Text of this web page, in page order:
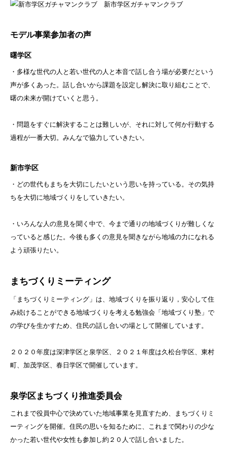
新市学区ガチャマンクラブ
モデル事業参加者の声
曙学区
・多様な世代の人と若い世代の人と本音で話し合う場が必要だという
声が多くあった。話し合いから課題を設定し解決に取り組むことで、
曙の未来が開けていくと思う。
・問題をすぐに解決することは難しいが、それに対して何か行動する
過程が一番大切。みんなで協力していきたい。
新市学区
・どの世代もまちを大切にしたいという思いを持っている。その気持
ちを大切に地域づくりをしていきたい。
・いろんな人の意見を聞く中で、今まで通りの地域づくりが難しくな
っていると感じた。今後も多くの意見を聞きながら地域の力になれる
よう頑張りたい。
まちづくりミーティング
「まちづくりミーティング」は、地域づくりを振り返り，安心して住
み続けることができる地域づくりを考える勉強会「地域づくり塾」で
の学びを生かすため、住民の話し合いの場として開催しています。
２０２０年度は深津学区と泉学区、２０２１年度は久松台学区、東村
町、加茂学区、春日学区で開催しています。
泉学区まちづくり推進委員会
これまで役員中心で決めていた地域事業を見直すため、まちづくりミ
ーティングを開催。住民の思いを知るために、これまで関わりの少な
かった若い世代や女性も参加し約２０人で話し合いました。